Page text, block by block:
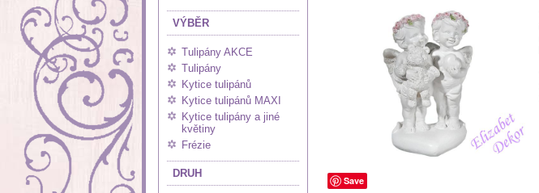
VÝBĚR
Tulipány AKCE
Tulipány
Kytice tulipánů
Kytice tulipánů MAXI
Kytice tulipány a jiné
květiny
Frézie
DRUH
Save